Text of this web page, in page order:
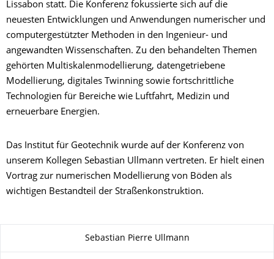
Lissabon statt. Die Konferenz fokussierte sich auf die
neuesten Entwicklungen und Anwendungen numerischer und
computergestützter Methoden in den Ingenieur- und
angewandten Wissenschaften. Zu den behandelten Themen
gehörten Multiskalenmodellierung, datengetriebene
Modellierung, digitales Twinning sowie fortschrittliche
Technologien für Bereiche wie Luftfahrt, Medizin und
erneuerbare Energien.
Das Institut für Geotechnik wurde auf der Konferenz von
unserem Kollegen Sebastian Ullmann vertreten. Er hielt einen
Vortrag zur numerischen Modellierung von Böden als
wichtigen Bestandteil der Straßenkonstruktion.
Zu dieser SeiteSebastian Pierre Ullmann